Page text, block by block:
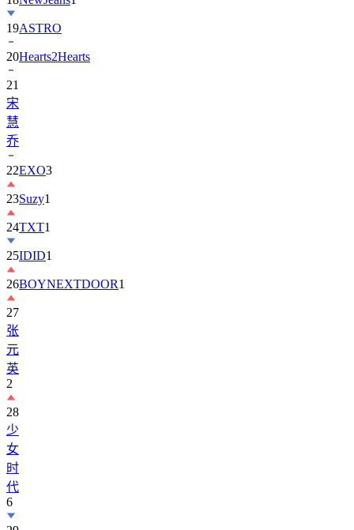
20Hearts2Hearts
21
宋
慧
乔
22
23Suzy1
24TXT1
25IDID1
26BOYNEXTDOOR
27
张
元
英
2
28
少
女
时
代
6
29
金